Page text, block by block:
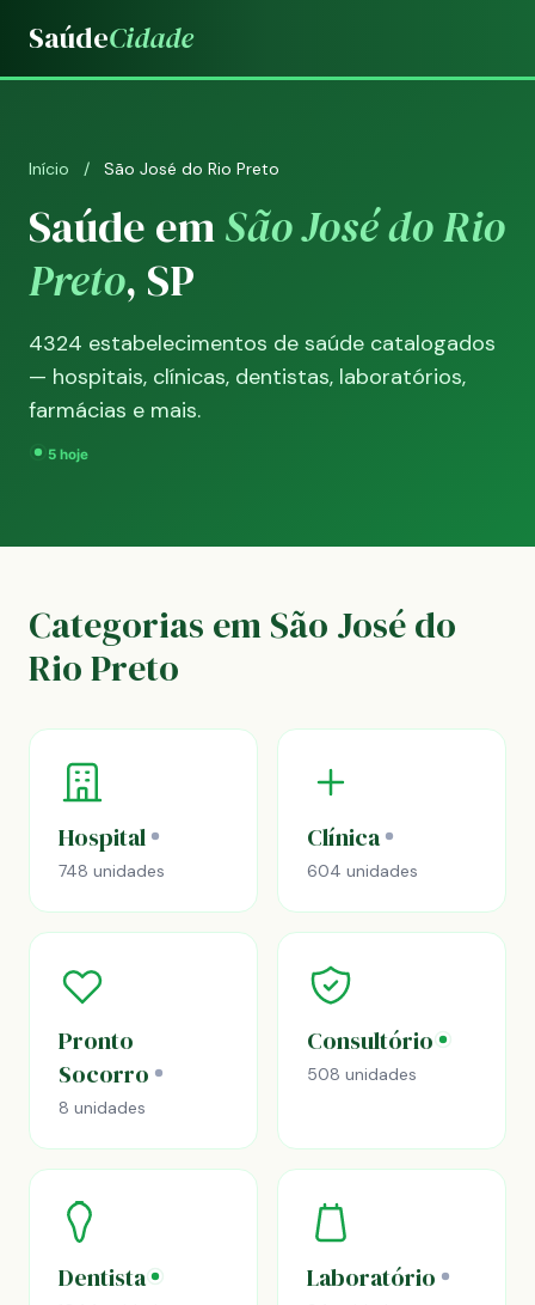
SaúdeCidade
Início / São José do Rio Preto
Saúde emSão José do Rio
Preto, SP
4324 estabelecimentos de saúde catalogados
— hospitais, clínicas, dentistas, laboratórios,
farmácias e mais.
Categorias em São José do
Rio Preto
Hospital
748 unidades
Clínica
604 unidades
Pronto
Socorro
8 unidades
Consultório
508 unidades
Dentista Laboratório